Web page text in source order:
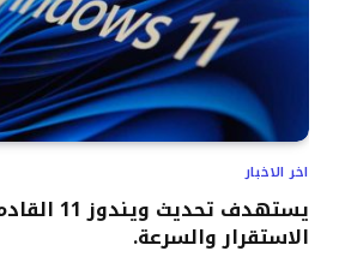
اخر الاخبار
يستهدف
الاستقرار والسرعة.